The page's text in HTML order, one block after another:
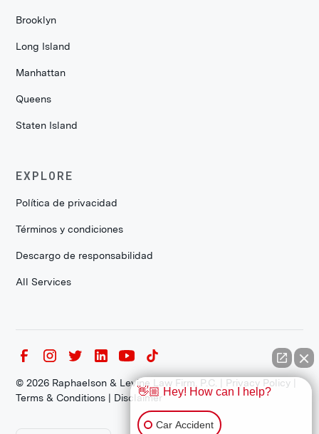
Brooklyn
Long Island
Manhattan
Queens
Staten Island
EXPLORE
Política de privacidad
Términos y condiciones
Descargo de responsabilidad
All Services
©2026 Raphaelson & Levine Law Firm, P.C. | Privacy Policy
Terms & Conditions | Disclaimer👋🏼 Hey! How can I help?
Car Accident